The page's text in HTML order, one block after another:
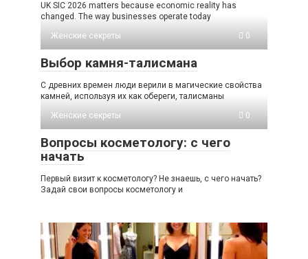
UK SIC 2026 matters because economic reality has
changed. The way businesses operate today
Женские секреты
0
Выбор камня-талисмана
С древних времен люди верили в магические свойства
камней, используя их как обереги, талисманы
Женские секреты
0
Вопросы косметологу: с чего
начать
Первый визит к косметологу? Не знаешь, с чего начать?
Задай свои вопросы косметологу и